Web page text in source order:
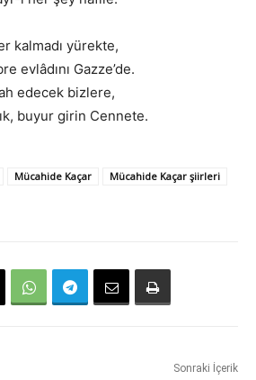
kalmadı yürekte,
evlâdını Gazze’de.
edecek bizlere,
buyur girin Cennete.
Mücahide Kaçar
Mücahide Kaçar şiirleri
Sonraki İçerik